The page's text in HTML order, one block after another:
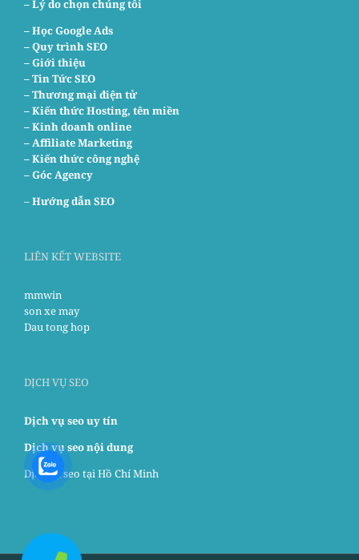
– Lý do chọn chúng tôi
–Học Google Ads
– Quy trình SEO
– Giới thiệu
– Tin Tức SEO
– Thương mại điện tử
– Kiến thức Hosting, tên miền
– Kinh doanh online
– Affiliate Marketing
– Kiến thức công nghệ
– Góc Agency
–Hướng dẫn SEO
LIÊN KẾT WEBSITE
mmwin
son xe may
Dau tong hop
DỊCH VỤ SEO
Dịch vụ seo uy tín
Dịch vụ seo nội dung
Dịch vụ seo tại Hồ Chí Minh